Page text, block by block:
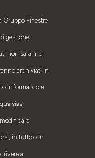
Gruppo Finestre
gestione
non saranno
archiviati in
informatico e
o
in tutto o in
a